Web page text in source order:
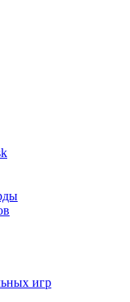
игр